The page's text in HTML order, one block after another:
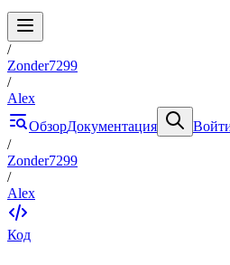
/
Zonder7299
/
Alex
ОбзорДокументация
/
Zonder7299
/
Alex
Код